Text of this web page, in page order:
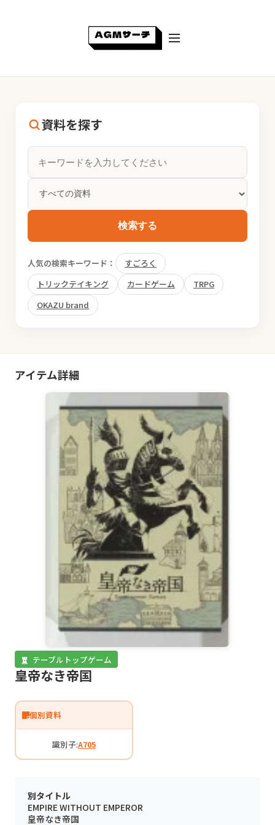
資料を探す
検索する
人気の検索キーワード：
すごろく
トリックテイキング
カードゲーム
TRPG
OKAZU brand
アイテム詳細
テーブルトップゲーム
皇帝なき帝国
個別資料
識別子:A705
別タイトル
EMPIRE WITHOUT EMPEROR
皇帝なき帝国